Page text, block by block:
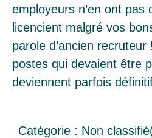
employeurs n’en ont pas
licencient malgré vos
parole d’ancien
postes qui devaient être
deviennent parfois
Catégorie : Non